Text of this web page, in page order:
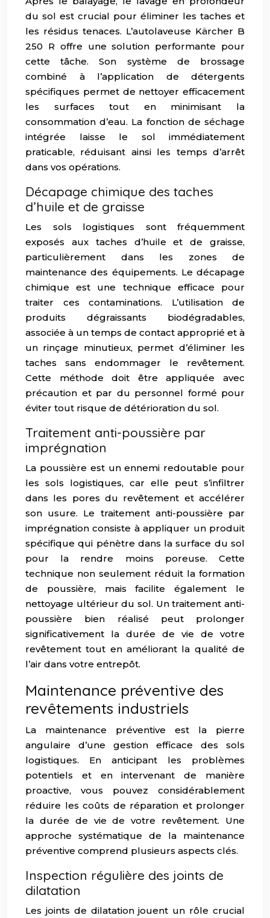
du sol est crucial pour éliminer les taches et
les résidus tenaces. L’autolaveuse Kärcher B
250 R offre une solution performante pour
cette tâche. Son système de brossage
combiné à l’application de détergents
spécifiques permet de nettoyer efficacement
les surfaces tout en minimisant la
consommation d’eau. La fonction de séchage
intégrée laisse le sol immédiatement
praticable, réduisant ainsi les temps d’arrêt
dans vos opérations.
Décapage chimique des taches
d’huile et de graisse
Les sols logistiques sont fréquemment
exposés aux taches d’huile et de graisse,
particulièrement dans les zones de
maintenance des équipements. Le décapage
chimique est une technique efficace pour
traiter ces contaminations. L’utilisation de
produits dégraissants biodégradables,
associée à un temps de contact approprié et à
un rinçage minutieux, permet d’éliminer les
taches sans endommager le revêtement.
Cette méthode doit être appliquée avec
précaution et par du personnel formé pour
éviter tout risque de détérioration du sol.
Traitement anti-poussière par
imprégnation
La poussière est un ennemi redoutable pour
les sols logistiques, car elle peut s’infiltrer
dans les pores du revêtement et accélérer
son usure. Le traitement anti-poussière par
imprégnation consiste à appliquer un produit
spécifique qui pénètre dans la surface du sol
pour la rendre moins poreuse. Cette
technique non seulement réduit la formation
de poussière, mais facilite également le
nettoyage ultérieur du sol. Un traitement anti-
poussière bien réalisé peut prolonger
significativement la durée de vie de votre
revêtement tout en améliorant la qualité de
l’air dans votre entrepôt.
Maintenance préventive des
revêtements industriels
La maintenance préventive est la pierre
angulaire d’une gestion efficace des sols
logistiques. En anticipant les problèmes
potentiels et en intervenant de manière
proactive, vous pouvez considérablement
réduire les coûts de réparation et prolonger
la durée de vie de votre revêtement. Une
approche systématique de la maintenance
préventive comprend plusieurs aspects clés.
Inspection régulière des joints de
dilatation
Les joints de dilatation jouent un rôle crucial